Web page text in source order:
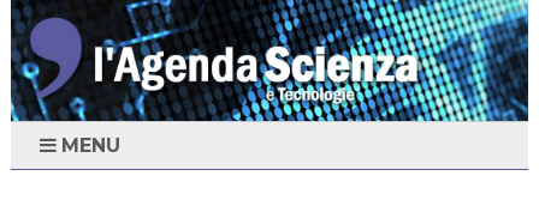
MENU